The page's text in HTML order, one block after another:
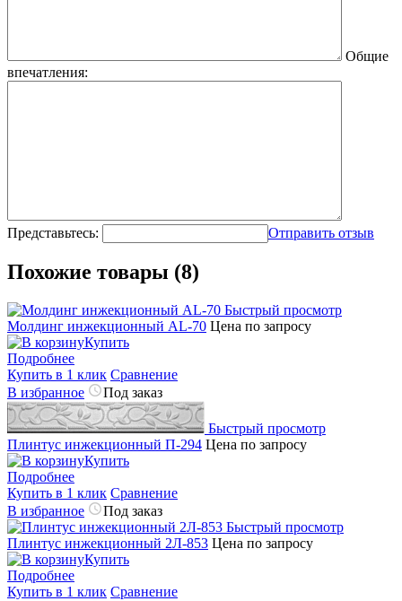
Общие
впечатления:
Представьтесь: Отправить отзыв
Похожие товары (8)
Быстрый просмотр
Молдинг инжекционный AL-70 Цена по запросу
Купить
Подробнее
Купить в 1 клик Сравнение
В избранное
Под заказ
Быстрый просмотр
Плинтус инжекционный П-294 Цена по запросу
Купить
Подробнее
Купить в 1 клик Сравнение
В избранное
Под заказ
Быстрый просмотр
Плинтус инжекционный 2Л-853 Цена по запросу
Купить
Подробнее
Купить в 1 клик Сравнение